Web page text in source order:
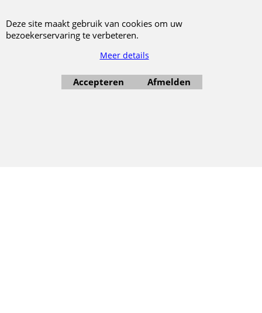
D.R. Pruis Marketing & Verkoop @online - Leeuwarden, KvK 66492386, BTW nr
NL001438798B03
Deze site maakt gebruik van cookies om uw
bezoekerservaring te verbeteren.
Meer details
Accepteren Afmelden